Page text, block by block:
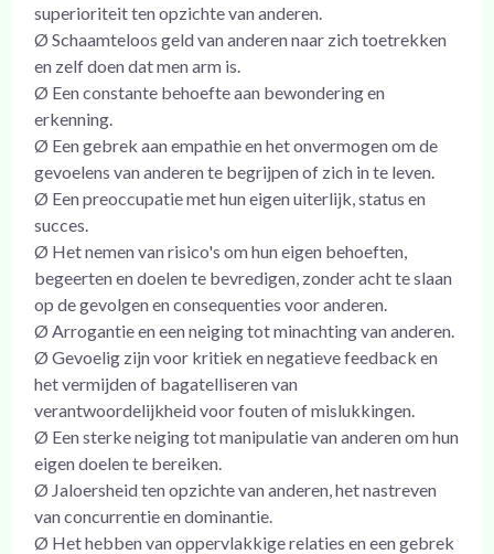
superioriteit ten opzichte van anderen.
Ø Schaamteloos geld van anderen naar zich toetrekken
en zelf doen dat men arm is.
Ø Een constante behoefte aan bewondering en
erkenning.
Ø Een gebrek aan empathie en het onvermogen om de
gevoelens van anderen te begrijpen of zich in te leven.
Ø Een preoccupatie met hun eigen uiterlijk, status en
succes.
Ø Het nemen van risico's om hun eigen behoeften,
begeerten en doelen te bevredigen, zonder acht te slaan
op de gevolgen en consequenties voor anderen.
Ø Arrogantie en een neiging tot minachting van anderen.
Ø Gevoelig zijn voor kritiek en negatieve feedback en
het vermijden of bagatelliseren van
verantwoordelijkheid voor fouten of mislukkingen.
Ø Een sterke neiging tot manipulatie van anderen om hun
eigen doelen te bereiken.
Ø Jaloersheid ten opzichte van anderen, het nastreven
van concurrentie en dominantie.
Ø Het hebben van oppervlakkige relaties en een gebrek